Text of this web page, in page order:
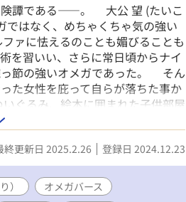
れるのは嫌じゃないことに気付い
われて母を亡くしたパデュノは、
を守れたのにと、『強さ』に憧れ
クラスの戦士だったが、ペルシア
、その強さに憧れるようになっ
ら、「尻を貸せ」と言われて腹が
。性欲バカのペルシアンヌスだ
けて『性欲処理』として抱かれて
険譚である――。 大公 望 (たいこ
ではなく、めちゃくちゃ気の強い
ァに怯えるのことも媚びることも
を習いい、さらに常日頃からナイ
っ節の強いオメガであった。 そん
た女性を庇って自らが落ちた事か
るみ、絵本に囲まれた子供部屋
う赤ちゃんと、真っ青な顔をして
んは魔王の息子のヴィヴィ。
った。 突然現れた人間に魔王城は
兼ベビーシッターをする羽目に。
ないものの、魔力のある者はも
この世界は危険がいっぱい。 そ
終更新日 2025.2.26 登録日 2024.12.23
）
オメガバース